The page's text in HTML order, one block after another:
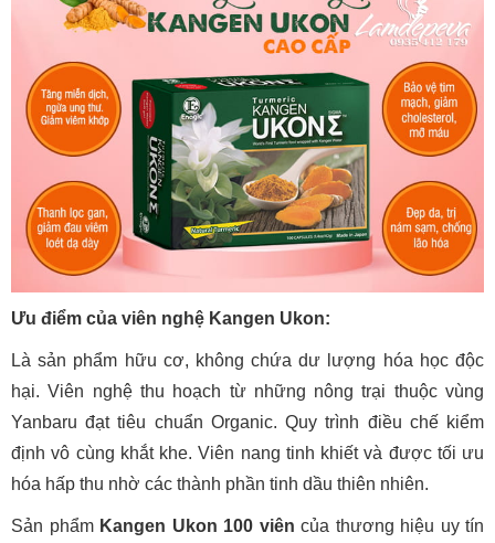
Ưu điểm của viên nghệ Kangen Ukon:
Là sản phẩm hữu cơ, không chứa dư lượng hóa học độc
hại. Viên nghệ thu hoạch từ những nông trại thuộc vùng
Yanbaru đạt tiêu chuẩn Organic. Quy trình điều chế kiểm
định vô cùng khắt khe. Viên nang tinh khiết và được tối ưu
hóa hấp thu nhờ các thành phần tinh dầu thiên nhiên.
Sản phẩm Kangen Ukon 100 viên của thương hiệu uy tín